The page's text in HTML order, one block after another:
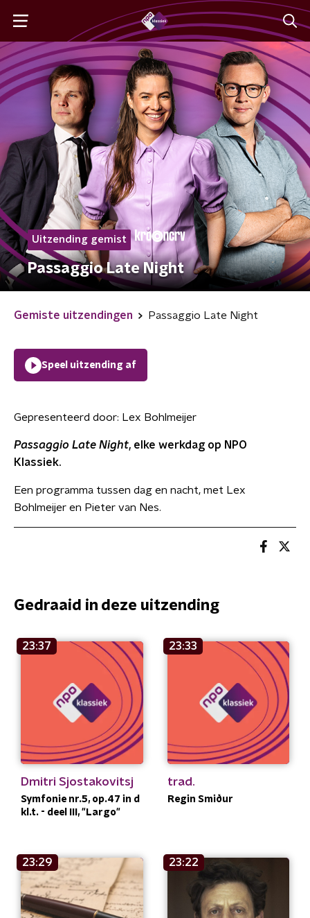
Uitzending gemist
Passaggio Late Night
Gemiste uitzendingen Passaggio Late Night
Speel uitzending af
Gepresenteerd door: Lex Bohlmeijer
Passaggio Late Night, elke werkdag op NPO
Klassiek.
Een programma tussen dag en nacht, met Lex
Bohlmeijer en Pieter van Nes.
Gedraaid in deze uitzending
23:37
Dmitri Sjostakovitsj
Symfonie nr.5, op.47 in d
kl.t. - deel III, "Largo"
23:33
trad.
Regin Smiður
23:29 23:22